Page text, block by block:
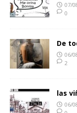
07/
0
De
06/
2
las
06/